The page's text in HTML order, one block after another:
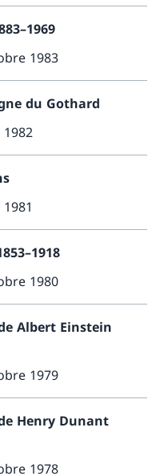
1983
du Gothard
1980
Albert Einstein
1979
Henry Dunant
1978